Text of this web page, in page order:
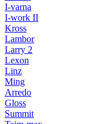
I-varna
I-work II
Kross
Lambor
Larry 2
Lexon
Linz
Ming
Arredo
Gloss
Summit